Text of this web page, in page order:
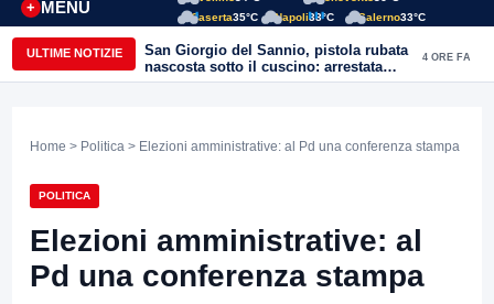
MENÙ
+
Caserta35°C Napoli33°C Salerno33°C
ULTIME NOTIZIE
San Giorgio del Sannio, pistola rubata
nascosta sotto il cuscino: arrestata
51enne
4 ORE FA
Home > Politica > Elezioni amministrative: al Pd una conferenza stampa
POLITICA
Elezioni amministrative: al
Pd una conferenza stampa